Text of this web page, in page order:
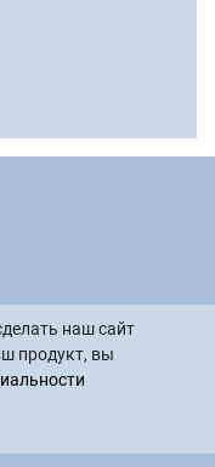
наш сайт
продукт, вы